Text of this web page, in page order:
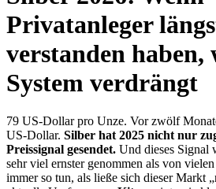
Privatanleger
verstanden haben,
System verdrängt
79 US-Dollar pro Unze. Vor zwölf
US-Dollar. Silber hat 2025 nicht nur
Preissignal gesendet. Und dieses Signal
sehr viel ernster genommen als von
immer so tun, als ließe sich dieser Markt